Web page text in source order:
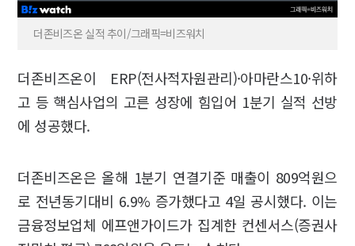
더존비즈온 실적 추이/그래픽=비즈워치
더존비즈온이 ERP(전사적자원관리)·아마란스10·위하
고 등 핵심사업의 고른 성장에 힘입어 1분기 실적 선방
에 성공했다.
더존비즈온은 올해 1분기 연결기준 매출이 809억원으
로 전년동기대비 6.9% 증가했다고 4일 공시했다. 이는
금융정보업체 에프앤가이드가 집계한 컨센서스(증권사